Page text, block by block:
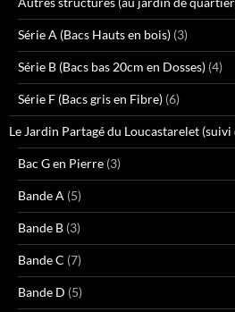
Série A (Bacs Hauts en bois) (3)
Série B (Bacs bas 20cm en Dosses) (4)
Série F (Bacs gris en Fibre) (6)
Le Jardin Partagé du Loucastarelet (suivi
Bac G en Pierre (3)
Bande A (5)
Bande B (3)
Bande C (7)
Bande D (5)